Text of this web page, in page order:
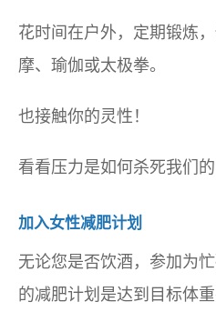
花时间在户外，定期锻炼
摩、瑜伽或太极拳。
也接触你的灵性！
看看压力是如何杀死我们的
加入女性减肥计划
无论您是否饮酒，参加为
的减肥计划是达到目标体